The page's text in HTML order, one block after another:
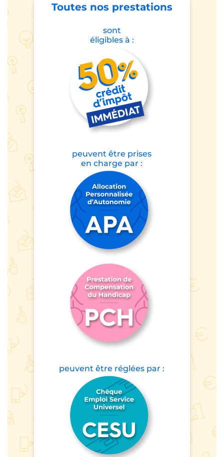
Toutes nos prestations
sont
éligibles à :
peuvent être prises
en charge par :
peuvent être réglées par :